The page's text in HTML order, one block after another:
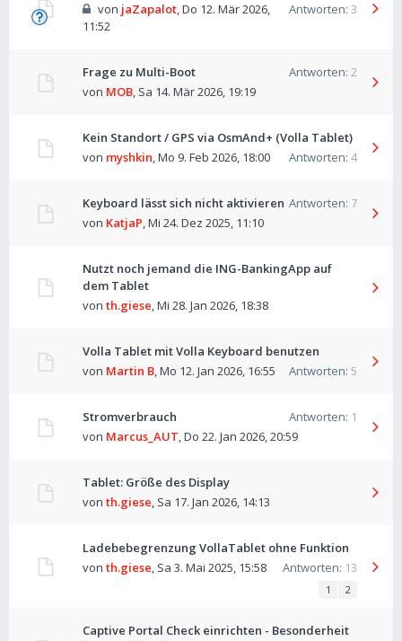
Antworten: 3
von jaZapalot,Do 12. Mär 2026,
11:52
Frage zu Multi-Boot Antworten: 2
von MOB, Sa 14. Mär 2026, 19:19
Kein Standort / GPS via OsmAnd+ (Volla Tablet)
Antworten: 4
von myshkin,Mo 9. Feb 2026, 18:00
Keyboard lässt sich nicht aktivieren Antworten: 7
von KatjaP,Mi 24. Dez 2025, 11:10
Nutzt noch jemand die ING-BankingApp auf
dem Tablet
von th.giese,Mi 28. Jan 2026, 18:38
Volla Tablet mit Volla Keyboard benutzen
Antworten: 5
von Martin B,Mo 12. Jan 2026, 16:55
Stromverbrauch Antworten: 1
von Marcus_AUT,Do 22. Jan 2026, 20:59
Tablet: Größe des Display
von th.giese, Sa 17. Jan 2026, 14:13
Ladebebegrenzung VollaTablet ohne Funktion
Antworten: 13
von th.giese, Sa 3. Mai 2025, 15:58
1 2
Captive Portal Check einrichten - Besonderheit